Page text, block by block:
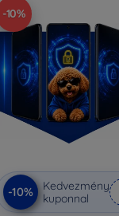
-10%
-10%
Kedvezmény
kuponnal